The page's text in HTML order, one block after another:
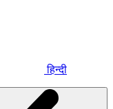
हिन्दी